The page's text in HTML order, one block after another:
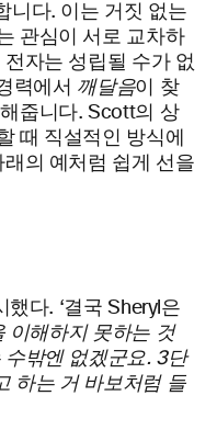
니다. 이는 거짓 없는
관심이 서로 교차하
자는 성립될 수가 없
력에서 깨달음이 찾
줍니다. Scott의 상
때 직설적인 방식에
의 예처럼 쉽게 선을
다. ‘결국 Sheryl은
이해하지 못하는 것
밖엔 없겠군요. 3단
하는 거 바보처럼 들